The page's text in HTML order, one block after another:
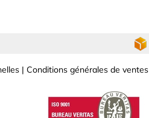
| Conditions générales de ventes